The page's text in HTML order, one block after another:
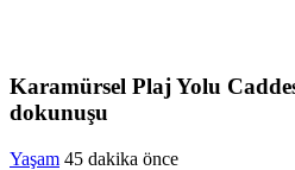
Karamürsel Plaj Yolu
dokunuşu
Yaşam 45 dakika önce